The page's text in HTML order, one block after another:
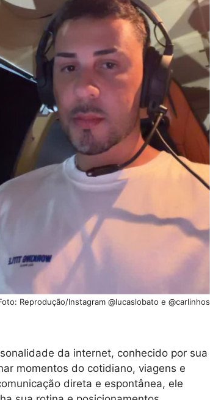
Reprodução/Instagram @lucaslobato e @carlinhos
da internet, conhecido por sua
momentos do cotidiano, viagens e
direta e espontânea, ele